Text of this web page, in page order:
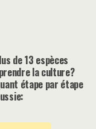
de 13 espèces
la culture?
étape par étape